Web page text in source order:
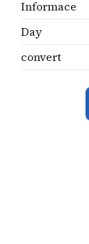
Informace
Day
convert